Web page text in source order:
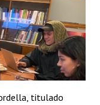
titulado